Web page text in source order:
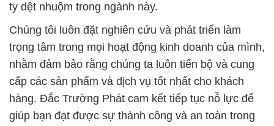
ty dệt nhuộm trong ngành này.
Chúng tôi luôn đặt nghiên cứu và phát triển làm
trọng tâm trong mọi hoạt động kinh doanh của mình,
nhằm đảm bảo rằng chúng ta luôn tiến bộ và cung
cấp các sản phẩm và dịch vụ tốt nhất cho khách
hàng. Đắc Trường Phát cam kết tiếp tục nỗ lực để
giúp bạn đạt được sự thành công và an toàn trong